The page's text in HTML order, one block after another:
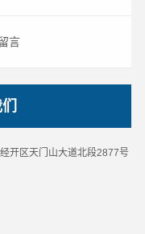
言
开区天门山大道北段2877号